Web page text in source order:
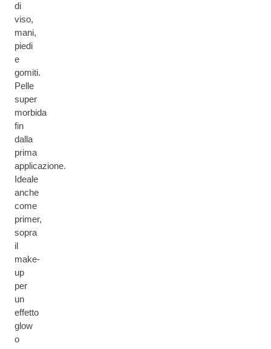
di
viso,
mani,
piedi
e
gomiti.
Pelle
super
morbida
fin
dalla
prima
applicazione.
Ideale
anche
come
primer,
sopra
il
make-
up
per
un
effetto
glow
o